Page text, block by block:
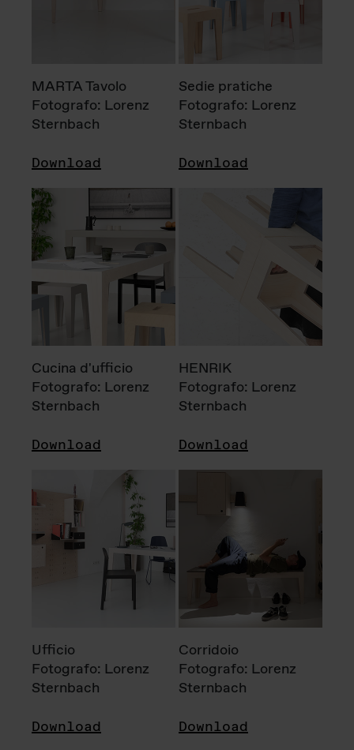
MARTA Tavolo
Fotografo: Lorenz
Sternbach
Download
Sedie pratiche
Fotografo: Lorenz
Sternbach
Download
Cucina d'ufficio
Fotografo: Lorenz
Sternbach
Download
HENRIK
Fotografo: Lorenz
Sternbach
Download
Ufficio
Fotografo: Lorenz
Sternbach
Download
Corridoio
Fotografo: Lorenz
Sternbach
Download